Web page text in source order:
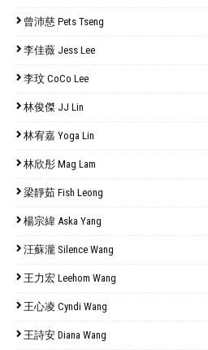
曾沛慈 Pets Tseng
李佳薇 Jess Lee
李玟 CoCo Lee
林俊傑 JJ Lin
林宥嘉 Yoga Lin
林欣彤 Mag Lam
梁靜茹 Fish Leong
楊宗緯 Aska Yang
汪蘇瀧 Silence Wang
王力宏 Leehom Wang
王心凌 Cyndi Wang
王詩安 Diana Wang